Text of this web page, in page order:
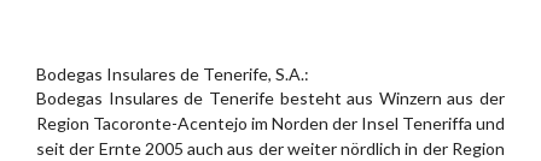
Bodegas Insulares de Tenerife, S.A.:
Bodegas Insulares de Tenerife besteht aus Winzern aus der
Region Tacoronte-Acentejo im Norden der Insel Teneriffa und
seit der Ernte 2005 auch aus der weiter nördlich in der Region